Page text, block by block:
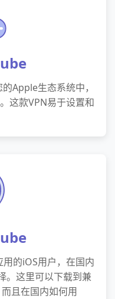
Apple生态系统中，
这款VPN易于设置和
的iOS用户，在国内
。这里可以下载到兼
且在国内如何用